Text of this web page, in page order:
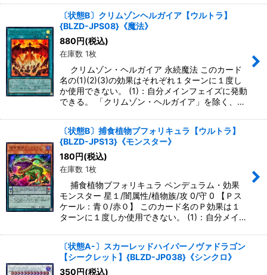
〔状態B〕クリムゾンヘルガイア【ウルトラ】
{BLZD-JPS08}《魔法》
880円(税込)
在庫数 1枚
クリムゾン・ヘルガイア 永続魔法 このカード
名の(1)(2)(3)の効果はそれぞれ１ターンに１度し
か使用できない。 (1)：自分メインフェイズに発動
できる。 「クリムゾン・ヘルガイア」を除く、…
〔状態B〕捕食植物ブフォリキュラ【ウルトラ】
{BLZD-JPS13}《モンスター》
180円(税込)
在庫数 1枚
捕食植物ブフォリキュラ ペンデュラム・効果
モンスター 星１/闇属性/植物族/攻 0/守 0 【Ｐス
ケール：青０/赤０】 このカード名のＰ効果は１
ターンに１度しか使用できない。 (1)：自分メイ…
〔状態A-〕スカーレッドハイパーノヴァドラゴン
【シークレット】{BLZD-JP038}《シンクロ》
350円(税込)